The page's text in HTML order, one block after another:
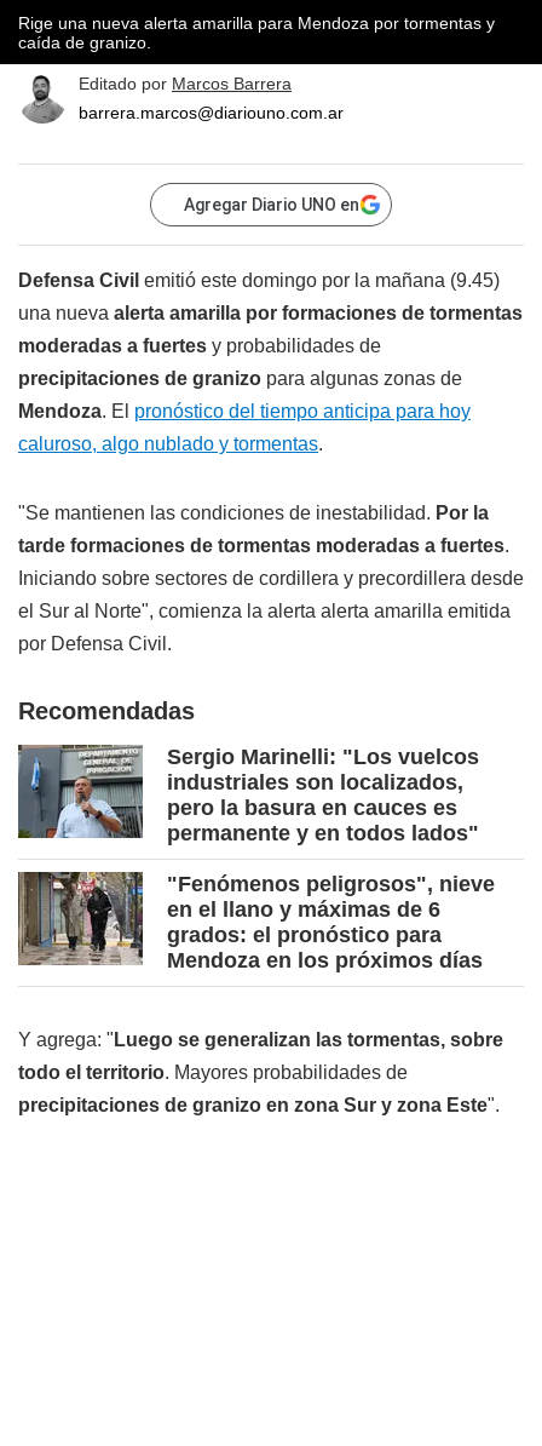
Rige una nueva alerta amarilla para Mendoza por tormentas y
caída de granizo.
Editado por Marcos Barrera
barrera.marcos@diariouno.com.ar
Agregar Diario UNO en
Defensa Civil emitió este domingo por la mañana (9.45)
una nueva alerta amarilla por formaciones de tormentas
moderadas a fuertes y probabilidades de
precipitaciones de granizo para algunas zonas de
Mendoza. El pronóstico del tiempo anticipa para hoy
caluroso, algo nublado y tormentas.
"Se mantienen las condiciones de inestabilidad. Por la
tarde formaciones de tormentas moderadas a fuertes.
Iniciando sobre sectores de cordillera y precordillera desde
el Sur al Norte", comienza la alerta alerta amarilla emitida
por Defensa Civil.
Recomendadas
Sergio Marinelli: "Los vuelcos
industriales son localizados,
pero la basura en cauces es
permanente y en todos lados"
"Fenómenos peligrosos", nieve
en el llano y máximas de 6
grados: el pronóstico para
Mendoza en los próximos días
Y agrega: " Luego se generalizan las tormentas, sobre
todo el territorio. Mayores probabilidades de
precipitaciones de granizo en zona Sur y zona Este".